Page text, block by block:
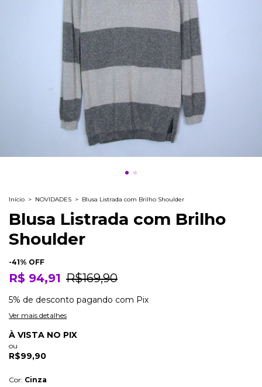
Início > NOVIDADES > Blusa Listrada com Brilho Shoulder
Blusa Listrada com Brilho
Shoulder
-41% OFF
R$ 94,91 R$169,90
5% de desconto pagando com Pix
Ver mais detalhes
À VISTA NO PIX
ou
R$99,90
Cor: Cinza